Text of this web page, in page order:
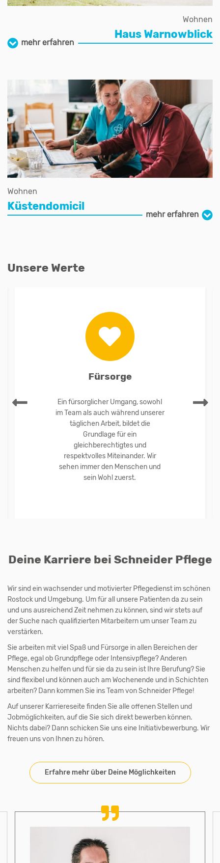
Wohnen
Haus Warnowblick
mehr erfahren
Wohnen
Küstendomicil
mehr erfahren
Unsere Werte
Previous
Fürsorge
Ein fürsorglicher Umgang, sowohl
im Team als auch während unserer
täglichen Arbeit, bildet die
Grundlage für ein
gleichberechtigtes und
respektvolles Miteinander. Wir
sehen immer den Menschen und
sein Wohl zuerst.
Next
Deine Karriere bei Schneider Pflege
Wir sind ein wachsender und motivierter Pflegedienst im schönen
Rostock und Umgebung. Um für all unsere Patienten da zu sein
und uns ausreichend Zeit nehmen zu können, sind wir stets auf
der Suche nach qualifizierten Mitarbeitern um unser Team zu
verstärken.
Sie arbeiten mit viel Spaß und Fürsorge in allen Bereichen der
Pflege, egal ob Grundpflege oder Intensivpflege? Anderen
Menschen zu helfen und für sie da zu sein ist Ihre Berufung? Sie
sind flexibel und können auch am Wochenende und in Schichten
arbeiten? Dann kommen Sie ins Team von Schneider Pflege!
Auf unserer Karriereseite finden Sie alle offenen Stellen und
Jobmöglichkeiten, auf die Sie sich direkt bewerben können.
Nichts dabei? Dann schicken Sie uns eine Initiativbewerbung. Wir
freuen uns von Ihnen zu hören.
Erfahre mehr über Deine Möglichkeiten